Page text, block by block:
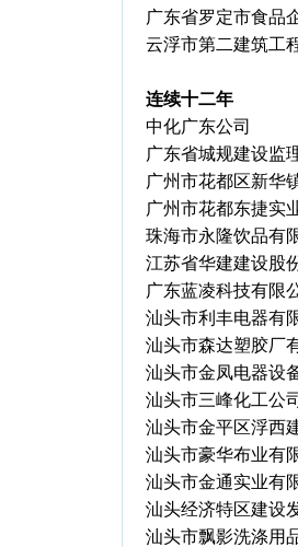
广东省罗定市食品
云浮市第二建筑工
连续十二年
中化广东公司
广东省城规建设监
广州市花都区新华
广州市花都东捷实
珠海市永隆饮品有
江苏省华建建设股
广东蓝凌科技有限
汕头市利丰电器有
汕头市森达塑胶厂
汕头市金凤电器设
汕头市三峰化工公
汕头市金平区浮西
汕头市豪华布业有
汕头市金通实业有
汕头经济特区建设
汕头市飘影洗涤用